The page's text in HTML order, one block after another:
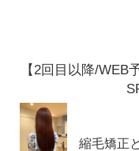
【2回目以降/WEB
縮毛矯正